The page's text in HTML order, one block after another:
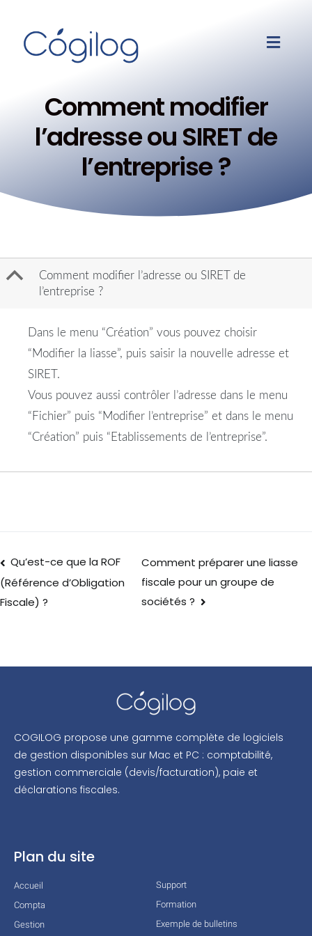
Comment modifier
l’adresse ou SIRET de
l’entreprise ?
B
Comment modifier l’adresse ou SIRET de
l’entreprise ?
Dans le menu “Création” vous pouvez choisir
“Modifier la liasse”, puis saisir la nouvelle adresse et
SIRET.
Vous pouvez aussi contrôler l’adresse dans le menu
“Fichier” puis “Modifier l’entreprise” et dans le menu
“Création” puis “Etablissements de l’entreprise”.
Qu’est-ce que la ROF
(Référence d’Obligation
Fiscale) ?
Comment préparer une liasse
fiscale pour un groupe de
sociétés ?
COGILOG propose une gamme complète de logiciels
de gestion disponibles sur Mac et PC : comptabilité,
gestion commerciale (devis/facturation), paie et
déclarations fiscales.
Plan du site
Accueil
Compta
Gestion
Support
Formation
Exemple de bulletins